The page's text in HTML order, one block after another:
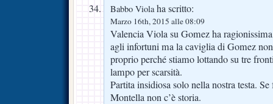
Babbo Violaha scritto:
Marzo 16th, 2015 alle 08:09
Valencia Viola su Gomez ha
agli infortuni ma la caviglia di Gomez
proprio perché stiamo lottando su tre
lampo per scarsità.
Partita insidiosa solo nella nostra testa.
Montella non c’è storia.